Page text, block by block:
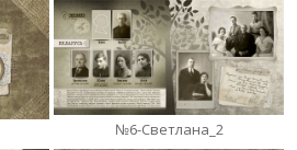
№6-Светлана_2